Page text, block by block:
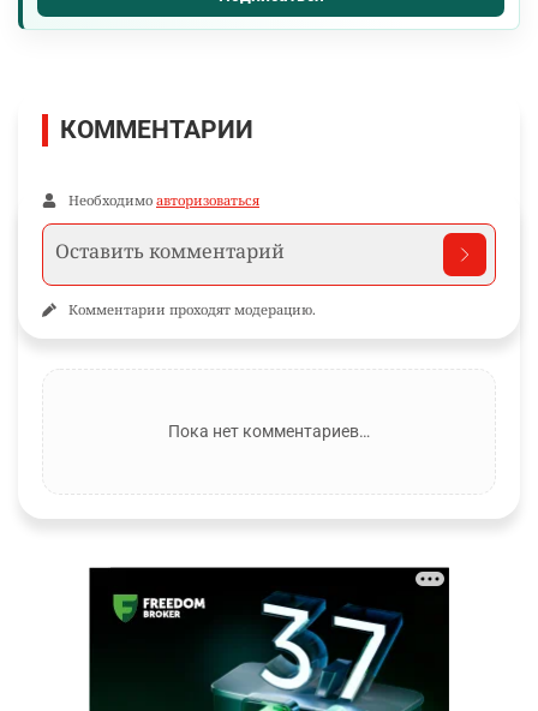
КОММЕНТАРИИ
Необходимо авторизоваться
Комментарии проходят модерацию.
Пока нет комментариев…